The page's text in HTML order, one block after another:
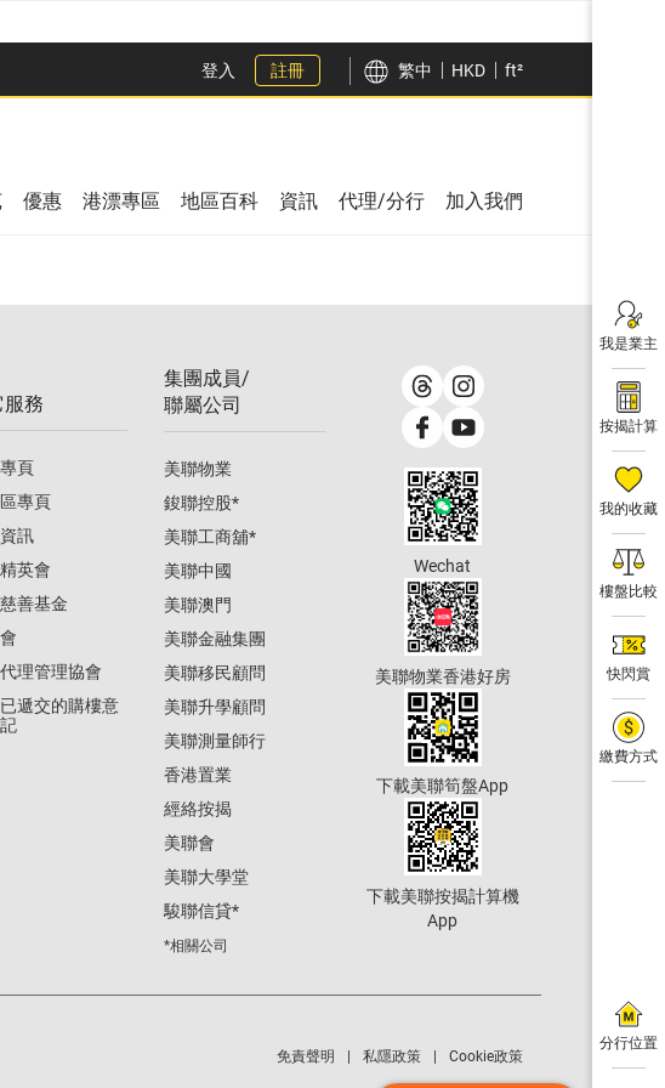
登入 註冊 繁中 HKD ft²
我是業主
按揭計算
我的收藏
樓盤比較
快閃賞
繳費方式
分行位置
優惠 港漂專區 地區百科 資訊 代理/分行 加入我們
服務
頁
專頁
訊
英會
善基金
理管理協會
遞交的購樓意
集團成員/
聯屬公司
美聯物業
鋑聯控股*
美聯工商舖*
美聯中國
美聯澳門
美聯金融集團
美聯移民顧問
美聯升學顧問
美聯測量師行
香港置業
經絡按揭
美聯會
美聯大學堂
駿聯信貸*
*相關公司
Wechat
美聯物業香港好房
下載美聯筍盤App
下載美聯按揭計算機
App
免責聲明 私隱政策 Cookie政策